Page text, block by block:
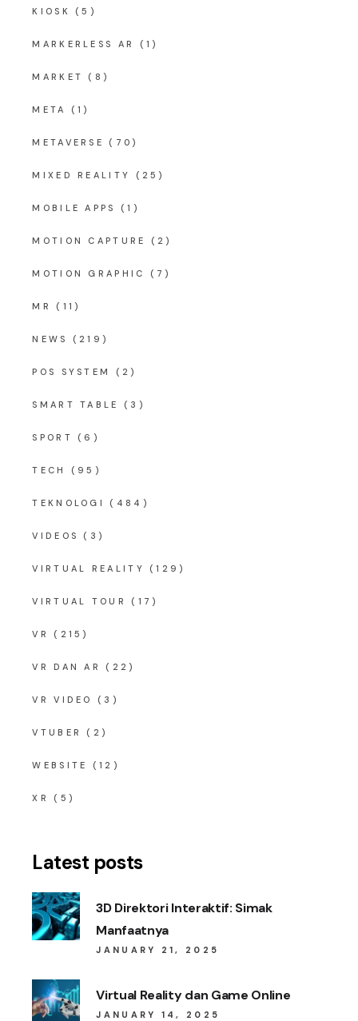
KIOSK (5)
MARKERLESS AR (1)
MARKET (8)
META (1)
METAVERSE (70)
MIXED REALITY (25)
MOBILE APPS (1)
MOTION CAPTURE (2)
MOTION GRAPHIC (7)
MR (11)
NEWS (219)
POS SYSTEM (2)
SMART TABLE (3)
SPORT (6)
TECH (95)
TEKNOLOGI (484)
VIDEOS (3)
VIRTUAL REALITY (129)
VIRTUAL TOUR (17)
VR (215)
VR DAN AR (22)
VR VIDEO (3)
VTUBER (2)
WEBSITE (12)
XR (5)
Latest posts
3D Direktori Interaktif: Simak
Manfaatnya
JANUARY 21, 2025
Virtual Reality dan Game Online
JANUARY 14, 2025